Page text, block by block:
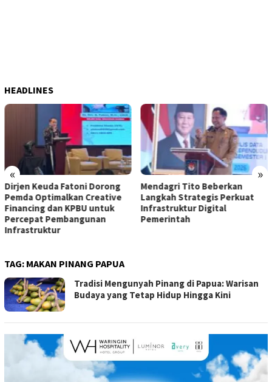
HEADLINES
« »
Dirjen Keuda Fatoni Dorong
Pemda Optimalkan Creative
Financing dan KPBU untuk
Percepat Pembangunan
Infrastruktur
Mendagri Tito Beberkan
Langkah Strategis Perkuat
Infrastruktur Digital
Pemerintah
TAG: MAKAN PINANG PAPUA
Tradisi Mengunyah Pinang di Papua: Warisan
Budaya yang Tetap Hidup Hingga Kini